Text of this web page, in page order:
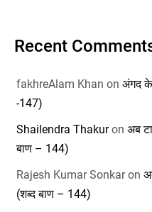
Recent
fakhreAlam Khan on अंगद के
-147)
Shailendra Thakuron अब
बाण – 144)
Rajesh Kumar Sonkaron
(शब्द बाण – 144)